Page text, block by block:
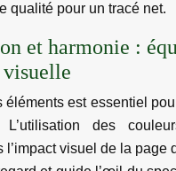
qualité pour un tracé net.
et harmonie :
visuelle
éléments est essentiel
L’utilisation des
l’impact visuel de la page